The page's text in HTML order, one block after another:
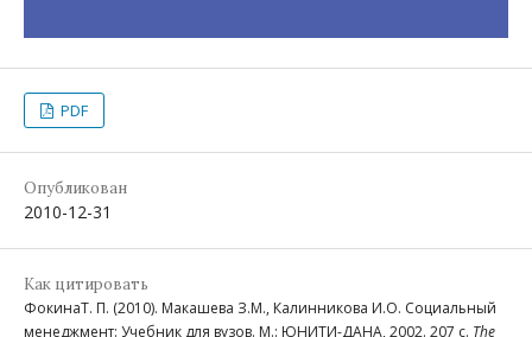
PDF
Опубликован
2010-12-31
Как цитировать
ФокинаТ. П. (2010). Макашева З.М., Калинникова И.О. Социальный
менеджмент: Учебник для вузов. М.: ЮНИТИ-ДАНА, 2002. 207 с. The